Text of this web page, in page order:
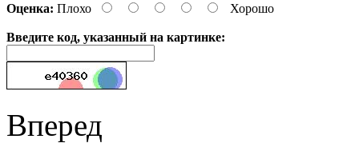
Оценка: Плохо Хорошо
Введите код, указанный на картинке:
Вперед